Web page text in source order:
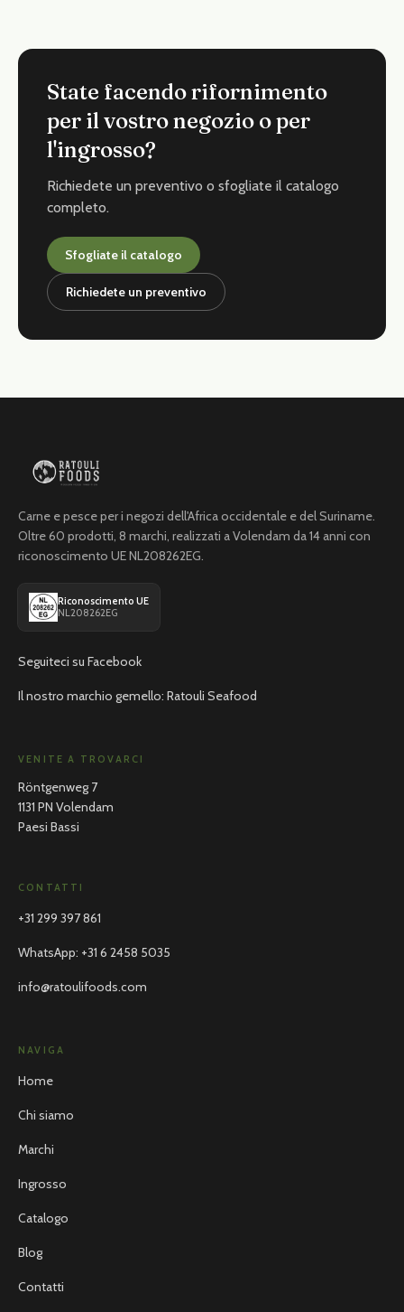
State facendo rifornimento
per il vostro negozio o per
l'ingrosso?
Richiedete un preventivo o sfogliate il catalogo
completo.
Sfogliate il catalogo
Richiedete un preventivo
Carne e pesce per i negozi dell'Africa occidentale e del Suriname.
Oltre 60 prodotti, 8 marchi, realizzati a Volendam da 14 anni con
riconoscimento UE NL208262EG.
Riconoscimento UE
NL208262EG
Seguiteci su Facebook
Il nostro marchio gemello: Ratouli Seafood
VENITE A TROVARCI
Röntgenweg 7
1131 PN Volendam
Paesi Bassi
CONTATTI
+31 299 397 861
WhatsApp: +31 6 2458 5035
info@ratoulifoods.com
NAVIGA
Home
Chi siamo
Marchi
Ingrosso
Catalogo
Blog
Contatti